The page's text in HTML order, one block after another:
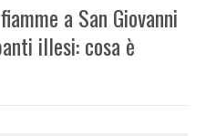
a San Giovanni
illesi: cosa è